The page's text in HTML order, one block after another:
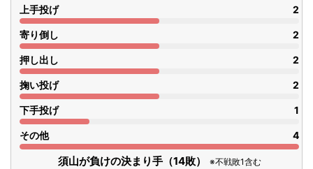
上手投げ 2
寄り倒し 2
押し出し 2
掬い投げ 2
下手投げ 1
その他 4
須山が負けの決まり手（14敗） ※不戦敗1含む